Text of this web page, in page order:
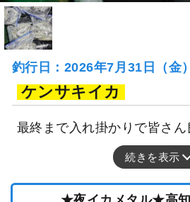
釣行日：2026年7月31日（金
ケンサキイカ
最終まで入れ掛かりで皆さん
続きを表示